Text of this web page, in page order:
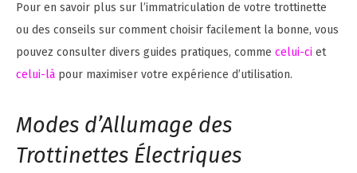
Pour en savoir plus sur l’immatriculation de votre trottinette
ou des conseils sur comment choisir facilement la bonne, vous
pouvez consulter divers guides pratiques, comme celui-ci et
celui-là pour maximiser votre expérience d’utilisation.
Modes d’Allumage des
Trottinettes Électriques